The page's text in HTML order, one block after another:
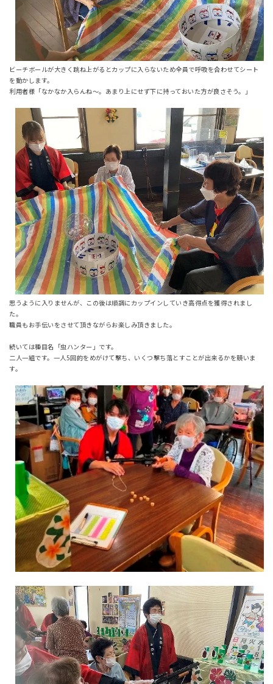
ビーチボールが大きく跳ね上がるとカップに入らないため全員で呼吸を合わせてシート
を動かします。
利用者様「なかなか入らんね～。あまり上にせず下に持っておいた方が良さそう。」
思うように入りませんが、この後は順調にカップインしていき高得点を獲得されまし
た。
職員もお手伝いをさせて頂きながらお楽しみ頂きました。
続いては種目名「虫ハンター」です。
二人一組です。一人5回的をめがけて撃ち、いくつ撃ち落とすことが出来るかを競いま
す。